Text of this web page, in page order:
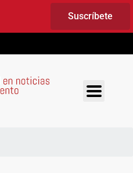
Suscríbete